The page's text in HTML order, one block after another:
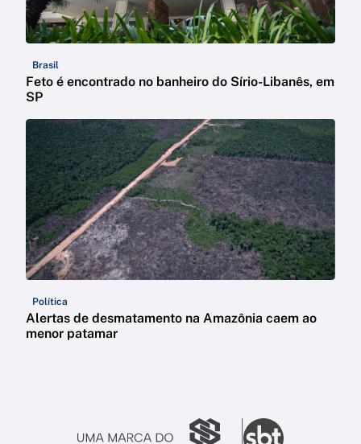
Brasil
Feto é encontrado no banheiro do Sírio-Libanês, em
SP
Política
Alertas de desmatamento na Amazônia caem ao
menor patamar